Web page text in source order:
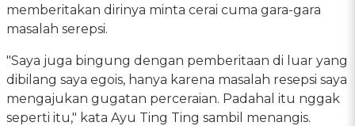
memberitakan dirinya minta cerai cuma gara-gara
masalah serepsi.
"Saya juga bingung dengan pemberitaan di luar yang
dibilang saya egois, hanya karena masalah resepsi saya
mengajukan gugatan perceraian. Padahal itu nggak
seperti itu," kata Ayu Ting Ting sambil menangis.